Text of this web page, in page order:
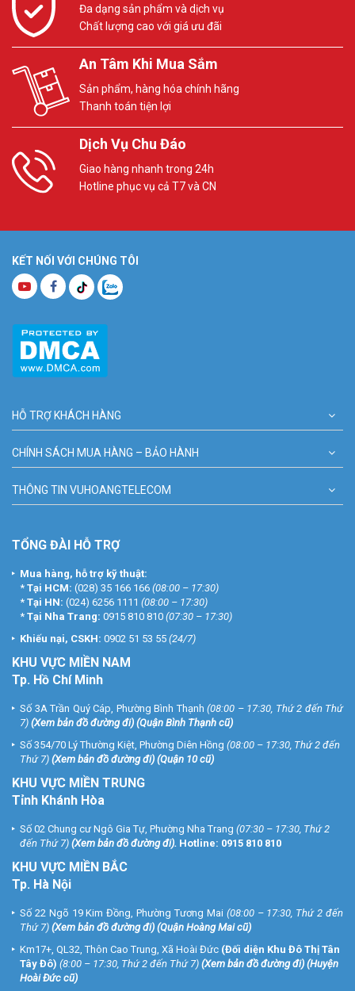
Đa dạng sản phẩm và dịch vụ
Chất lượng cao với giá ưu đãi
An Tâm Khi Mua Sắm
Sản phẩm, hàng hóa chính hãng
Thanh toán tiện lợi
Dịch Vụ Chu Đáo
Giao hàng nhanh trong 24h
Hotline phục vụ cả T7 và CN
KẾT NỐI VỚI CHÚNG TÔI
HỖ TRỢ KHÁCH HÀNG
CHÍNH SÁCH MUA HÀNG – BẢO HÀNH
THÔNG TIN VUHOANGTELECOM
TỔNG ĐÀI HỖ TRỢ
Mua hàng, hỗ trợ kỹ thuật:
* Tại HCM: (028) 35 166 166 (08:00 – 17:30)
* Tại HN: (024) 6256 1111 (08:00 – 17:30)
* Tại Nha Trang: 0915 810 810 (07:30 – 17:30)
Khiếu nại, CSKH: 0902 51 53 55 (24/7)
KHU VỰC MIỀN NAM
Tp. Hồ Chí Minh
Số 3A Trần Quý Cáp, Phường Bình Thạnh (08:00 – 17:30, Thứ 2 đến Thứ
7) (Xem bản đồ đường đi) (Quận Bình Thạnh cũ)
Số 354/70 Lý Thường Kiệt, Phường Diên Hồng (08:00 – 17:30, Thứ 2 đến
Thứ 7) (Xem bản đồ đường đi) (Quận 10 cũ)
KHU VỰC MIỀN TRUNG
Tỉnh Khánh Hòa
Số 02 Chung cư Ngô Gia Tự, Phường Nha Trang (07:30 – 17:30, Thứ 2
đến Thứ 7) (Xem bản đồ đường đi). Hotline: 0915 810 810
KHU VỰC MIỀN BẮC
Tp. Hà Nội
Số 22 Ngõ 19 Kim Đồng, Phường Tương Mai (08:00 – 17:30, Thứ 2 đến
Thứ 7) (Xem bản đồ đường đi) (Quận Hoàng Mai cũ)
Km17+, QL32, Thôn Cao Trung, Xã Hoài Đức (Đối diện Khu Đô Thị Tân
Tây Đô) (8:00 – 17:30, Thứ 2 đến Thứ 7) (Xem bản đồ đường đi) (Huyện
Hoài Đức cũ)